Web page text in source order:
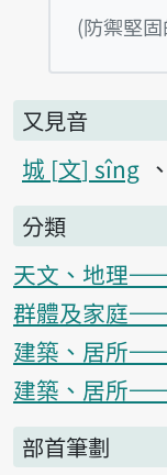
(防禦堅
又見音
城 文 sîng
分類
天文、地理
群體及家庭
建築、居所
建築、居所
部首筆劃